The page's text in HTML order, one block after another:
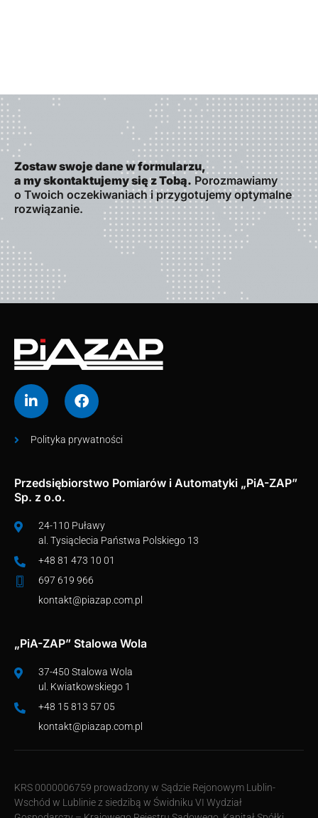
Zostaw swoje dane w formularzu,
a my skontaktujemy się z Tobą. Porozmawiamy
o Twoich oczekiwaniach i przygotujemy optymalne
rozwiązanie.
Polityka prywatności
Przedsiębiorstwo Pomiarów i Automatyki „PiA-ZAP”
Sp. z o.o.
24-110 Puławy
al. Tysiąclecia Państwa Polskiego 13
+48 81 473 10 01
697 619 966
kontakt@piazap.com.pl
„PiA-ZAP” Stalowa Wola
37-450 Stalowa Wola
ul. Kwiatkowskiego 1
+48 15 813 57 05
kontakt@piazap.com.pl
KRS 0000006759 prowadzony w Sądzie Rejonowym Lublin-
Wschód w Lublinie z siedzibą w Świdniku VI Wydział